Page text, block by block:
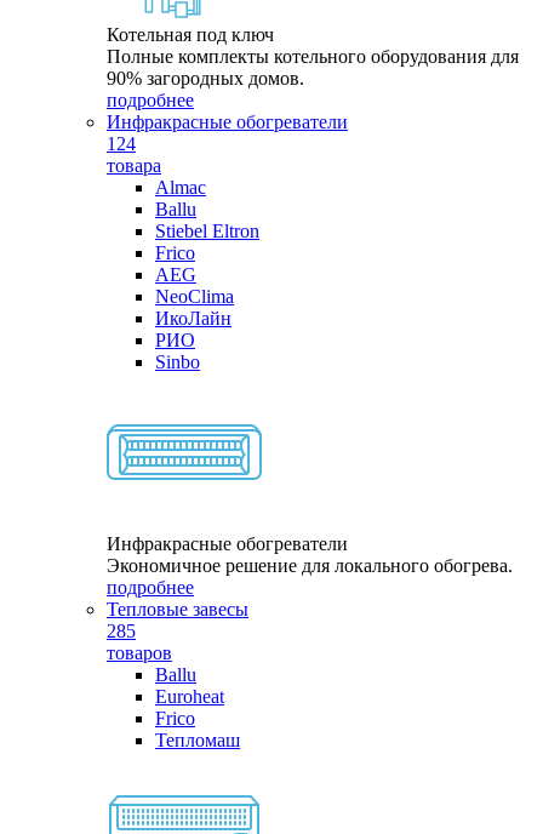
Котельная под ключ
Полные комплекты котельного оборудования для
90% загородных домов.
подробнее
Инфракрасные обогреватели
124
товара
Almac
Ballu
Stiebel Eltron
Frico
AEG
NeoClima
ИкоЛайн
РИО
Sinbo
Инфракрасные обогреватели
Экономичное решение для локального обогрева.
подробнее
Тепловые завесы
285
товаров
Ballu
Euroheat
Frico
Тепломаш